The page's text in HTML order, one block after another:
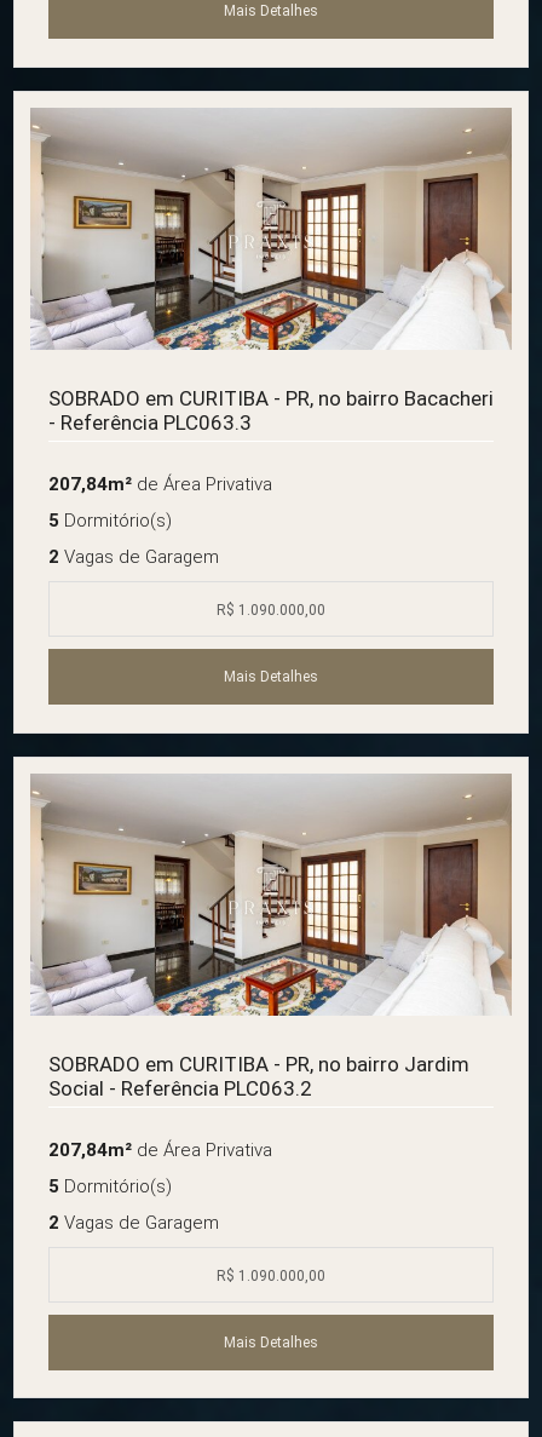
Mais Detalhes
SOBRADO em CURITIBA - PR, no bairro Bacacheri
- Referência PLC063.3
207,84m²de Área Privativa
5 Dormitório(s)
2 Vagas de Garagem
R$ 1.090.000,00
Mais Detalhes
SOBRADO em CURITIBA - PR, no bairro Jardim
Social - Referência PLC063.2
207,84m²de Área Privativa
5 Dormitório(s)
2 Vagas de Garagem
R$ 1.090.000,00
Mais Detalhes